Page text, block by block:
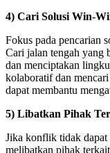
4) Cari Solusi Win-
Fokus pada pencarian
Cari jalan tengah yang
dan menciptakan
kolaboratif dan
dapat membantu
5) Libatkan Pihak
Jika konflik tidak dapat
melibatkan pihak